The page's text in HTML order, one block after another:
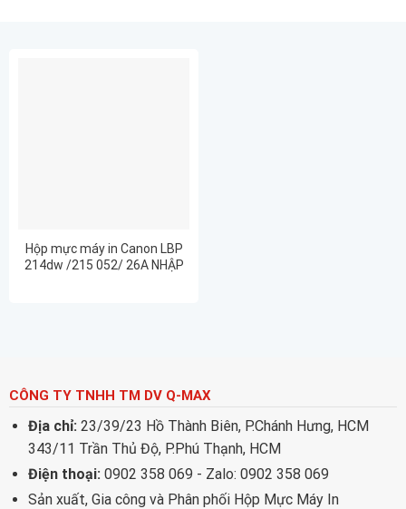
Hộp mực máy in Canon LBP
214dw /215 052/ 26A NHẬP
CÔNG TY TNHH TM DV Q-MAX
Địa chỉ: 23/39/23 Hồ Thành Biên, P.Chánh Hưng, HCM
343/11 Trần Thủ Độ, P.Phú Thạnh, HCM
Điện thoại: 0902 358 069 - Zalo: 0902 358 069
Sản xuất, Gia công và Phân phối Hộp Mực Máy In